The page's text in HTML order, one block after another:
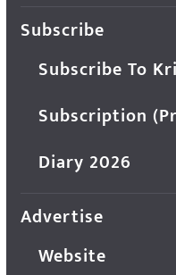
Subscribe
Subscribe To
Subscription
Diary 2026
Advertise
Website